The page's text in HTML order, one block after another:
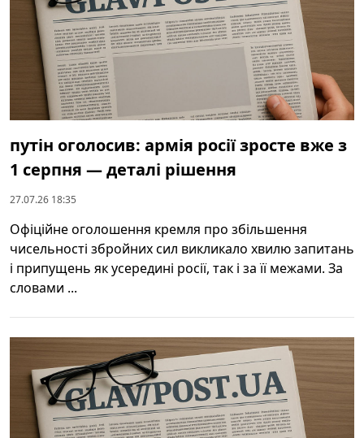
путін оголосив: армія росії зросте вже з
1 серпня — деталі рішення
27.07.26 18:35
Офіційне оголошення кремля про збільшення
чисельності збройних сил викликало хвилю запитань
і припущень як усередині росії, так і за її межами. За
словами ...